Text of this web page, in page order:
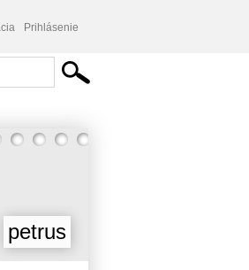
Prihlásenie
petrus